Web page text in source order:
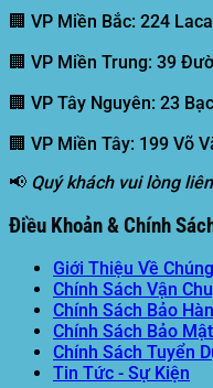
🏢 VP Miền Bắc: 224
🏢 VP Miền Trung: 39
🏢 VP Tây Nguyên: 23
🏢 VP Miền Tây: 199 Võ
📢 Quý khách vui lòng
Điều Khoản & Chính
Giới Thiệu Về
Chính Sách Vận
Chính Sách Bảo
Chính Sách Bảo Mật
Chính Sách Tuyển
Tin Tức - Sự Kiện